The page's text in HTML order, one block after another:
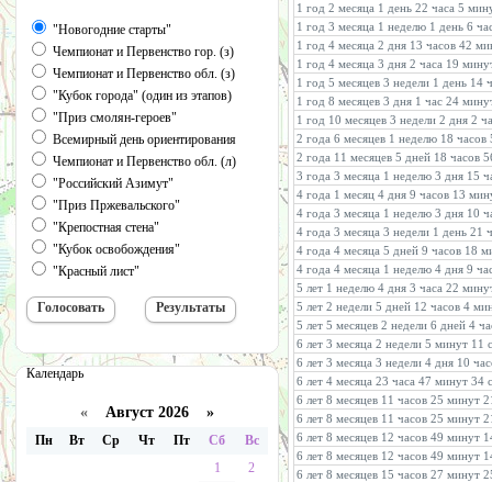
"Новогодние старты"
Чемпионат и Первенство гор. (з)
Чемпионат и Первенство обл. (з)
"Кубок города" (один из этапов)
"Приз смолян-героев"
Всемирный день ориентирования
Чемпионат и Первенство обл. (л)
"Российский Азимут"
"Приз Пржевальского"
"Крепостная стена"
"Кубок освобождения"
"Красный лист"
Календарь
« Август 2026 »
Пн Вт Ср Чт Пт Сб
Вс
1
2
1 год 2 месяца 1 день 22 часа 5
1 год 3 месяца 1 неделю 1 день 6
1 год 4 месяца 2 дня 13 часов 42
1 год 4 месяца 3 дня 2 часа 19
1 год 5 месяцев 3 недели 1 день 14
1 год 8 месяцев 3 дня 1 час 24
1 год 10 месяцев 3 недели 2 дня 2
2 года 6 месяцев 1 неделю 18
2 года 11 месяцев 5 дней 18 часов
3 года 3 месяца 1 неделю 3 дня 15
4 года 1 месяц 4 дня 9 часов 13
4 года 3 месяца 1 неделю 3 дня 10
4 года 3 месяца 3 недели 1 день 21
4 года 4 месяца 5 дней 9 часов 18
4 года 4 месяца 1 неделю 4 дня 9
5 лет 1 неделю 4 дня 3 часа 22
5 лет 2 недели 5 дней 12 часов 4
5 лет 5 месяцев 2 недели 6 дней 4
6 лет 3 месяца 2 недели 5 минут 11
6 лет 3 месяца 3 недели 4 дня 10
6 лет 4 месяца 23 часа 47 минут 34
6 лет 8 месяцев 11 часов 25 минут
6 лет 8 месяцев 11 часов 25 минут
6 лет 8 месяцев 12 часов 49 минут
6 лет 8 месяцев 12 часов 49 минут
6 лет 8 месяцев 15 часов 27 минут